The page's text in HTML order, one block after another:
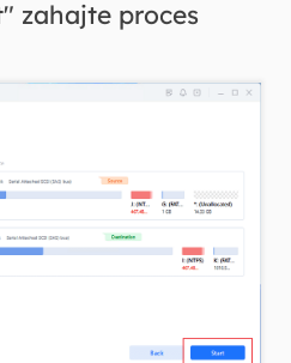
zahajte proces